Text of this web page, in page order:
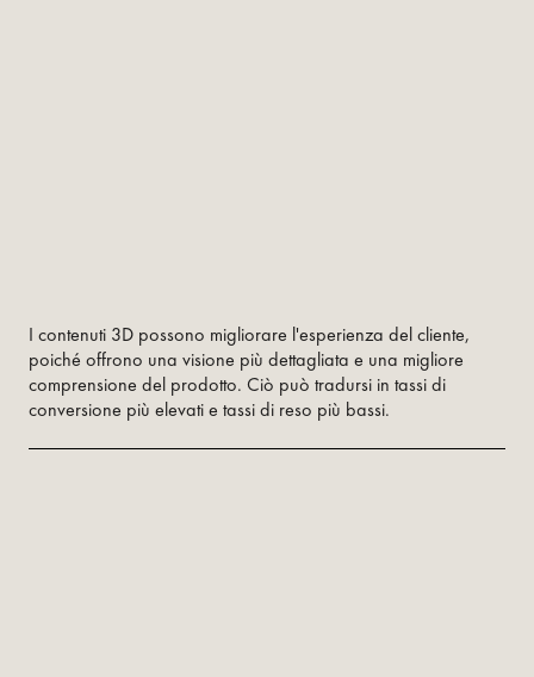
I contenuti 3D possono migliorare l'esperienza del cliente,
poiché offrono una visione più dettagliata e una migliore
comprensione del prodotto. Ciò può tradursi in tassi di
conversione più elevati e tassi di reso più bassi.